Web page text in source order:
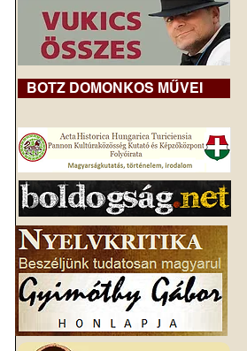
BOTZ DOMONKOS MŰVEI